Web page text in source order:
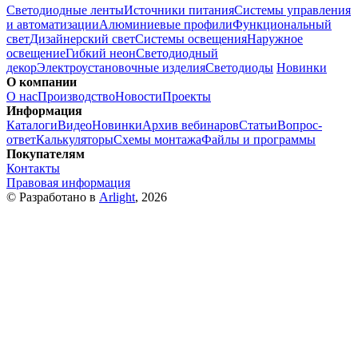
Светодиодные лентыИсточники питанияСистемы управления
и автоматизацииАлюминиевые профилиФункциональный
светДизайнерский светСистемы освещенияНаружное
освещениеГибкий неонСветодиодный
декорЭлектроустановочные изделияСветодиоды Новинки
О компании
О насПроизводствоНовостиПроекты
Информация
КаталогиВидеоНовинкиАрхив вебинаровСтатьиВопрос-
ответКалькуляторыСхемы монтажаФайлы и программы
Покупателям
Контакты
Правовая информация
© Разработано в Arlight, 2026